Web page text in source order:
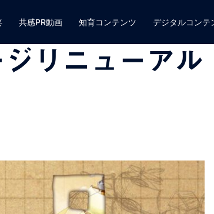
共感PR動画 知育コンテンツ デジタルコンテ
リニューアル